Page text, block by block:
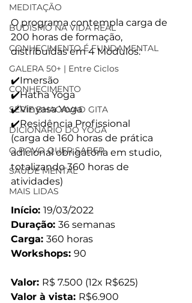
MEDITAÇÃO
BUDISMO NA VIDA REAL
CONHECIMENTO É FUNDAMENTAL
GALERA 50+ | Entre Ciclos
CONHECIMENTO
SÉRIE BHAGAVAD GITA
DICIONÁRIO DO YOGA
O POVO QUER SABER
SAÚDE MENTAL
MAIS LIDAS
O programa contempla carga de
200 horas de formação,
distribuídas em 4 Módulos:
✔️Imersão
✔️Hatha Yoga
✔️Vinyasa Yoga
✔️Residência Profissional
(carga de 160 horas de prática
adicional obrigatória em studio,
totalizando 360 horas de
atividades)
Início: 19/03/2022
Duração: 36 semanas
Carga: 360 horas
Workshops: 90
Valor: R$ 7.500 (12x R$625)
Valor à vista: R$6.900